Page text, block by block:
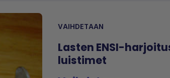
VAIHDETAAN
Lasten ENSI-
luistimet